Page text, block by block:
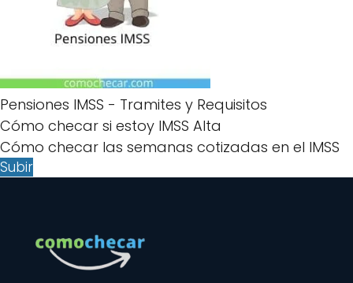
Pensiones IMSS - Tramites y Requisitos
Cómo checar si estoy IMSS Alta
Cómo checar las semanas cotizadas en el IMSS
Subir